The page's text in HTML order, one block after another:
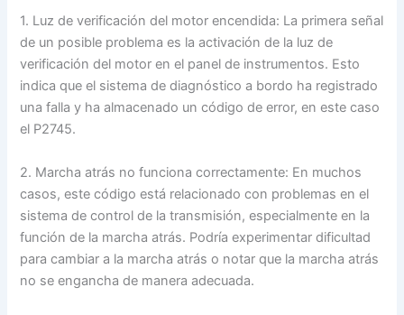
1. Luz de verificación del motor encendida: La primera señal
de un posible problema es la activación de la luz de
verificación del motor en el panel de instrumentos. Esto
indica que el sistema de diagnóstico a bordo ha registrado
una falla y ha almacenado un código de error, en este caso
el P2745.
2. Marcha atrás no funciona correctamente: En muchos
casos, este código está relacionado con problemas en el
sistema de control de la transmisión, especialmente en la
función de la marcha atrás. Podría experimentar dificultad
para cambiar a la marcha atrás o notar que la marcha atrás
no se engancha de manera adecuada.